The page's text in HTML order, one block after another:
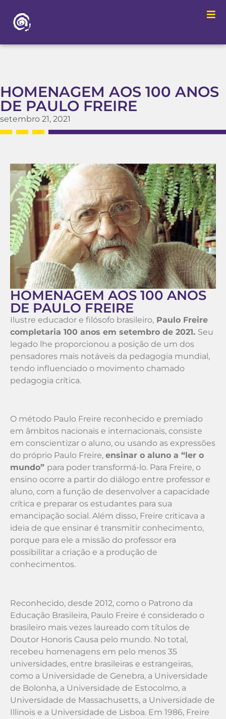
HOMENAGEM AOS 100 ANOS
DE PAULO FREIRE
setembro 21, 2021
HOMENAGEM AOS 100 ANOS
DE PAULO FREIRE
Ilustre educador e filósofo brasileiro, Paulo Freire
completaria 100 anos em setembro de 2021. Seu
legado lhe proporcionou a posição de um dos
pensadores mais notáveis da pedagogia mundial,
tendo influenciado o movimento chamado
pedagogia crítica.
O método Paulo Freire reconhecido e premiado
em âmbitos nacionais e internacionais, consiste
em conscientizar o aluno, ou usando as expressões
do próprio Paulo Freire, ensinar o aluno a “ler o
mundo” para poder transformá-lo. Para Freire, o
ensino ocorre a partir do diálogo entre professor e
aluno, com a função de desenvolver a capacidade
crítica e preparar os estudantes para sua
emancipação social. Além disso, Freire criticava a
ideia de que ensinar é transmitir conhecimento,
porque para ele a missão do professor era
possibilitar a criação e a produção de
conhecimentos.
Reconhecido, desde 2012, como o Patrono da
Educação Brasileira, Paulo Freire é considerado o
brasileiro mais vezes laureado com títulos de
Doutor Honoris Causa pelo mundo. No total,
recebeu homenagens em pelo menos 35
universidades, entre brasileiras e estrangeiras,
como a Universidade de Genebra, a Universidade
de Bolonha, a Universidade de Estocolmo, a
Universidade de Massachusetts, a Universidade de
Illinois e a Universidade de Lisboa. Em 1986, Freire